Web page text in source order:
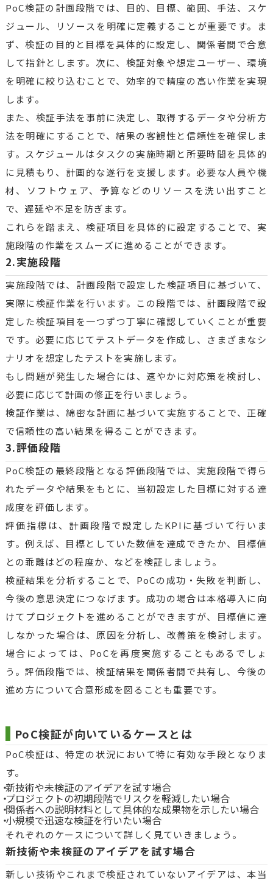
PoC検証の計画段階では、目的、目標、範囲、手法、スケ
ジュール、リソースを明確に定義することが重要です。ま
ず、検証の目的と目標を具体的に設定し、関係者間で合意
して指針とします。次に、検証対象や想定ユーザー、環境
を明確に絞り込むことで、効率的で精度の高い作業を実現
します。
また、検証手法を事前に決定し、取得するデータや分析方
法を明確にすることで、結果の客観性と信頼性を確保しま
す。スケジュールはタスクの実施時期と所要時間を具体的
に見積もり、計画的な遂行を支援します。必要な人員や機
材、ソフトウェア、予算などのリソースを洗い出すこと
で、遅延や不足を防ぎます。
これらを踏まえ、検証項目を具体的に設定することで、実
施段階の作業をスムーズに進めることができます。
2.実施段階
実施段階では、計画段階で設定した検証項目に基づいて、
実際に検証作業を行います。この段階では、計画段階で設
定した検証項目を一つずつ丁寧に確認していくことが重要
です。必要に応じてテストデータを作成し、さまざまなシ
ナリオを想定したテストを実施します。
もし問題が発生した場合には、速やかに対応策を検討し、
必要に応じて計画の修正を行いましょう。
検証作業は、綿密な計画に基づいて実施することで、正確
で信頼性の高い結果を得ることができます。
3.評価段階
PoC検証の最終段階となる評価段階では、実施段階で得ら
れたデータや結果をもとに、当初設定した目標に対する達
成度を評価します。
評価指標は、計画段階で設定したKPIに基づいて行いま
す。例えば、目標としていた数値を達成できたか、目標値
との乖離はどの程度か、などを検証しましょう。
検証結果を分析することで、PoCの成功・失敗を判断し、
今後の意思決定につなげます。成功の場合は本格導入に向
けてプロジェクトを進めることができますが、目標値に達
しなかった場合は、原因を分析し、改善策を検討します。
場合によっては、PoCを再度実施することもあるでしょ
う。評価段階では、検証結果を関係者間で共有し、今後の
進め方について合意形成を図ることも重要です。
PoC検証が向いているケースとは
PoC検証は、特定の状況において特に有効な手段となりま
す。
新技術や未検証のアイデアを試す場合
プロジェクトの初期段階でリスクを軽減したい場合
関係者への説明材料として具体的な成果物を示したい場合
小規模で迅速な検証を行いたい場合
それぞれのケースについて詳しく見ていきましょう。
新技術や未検証のアイデアを試す場合
新しい技術やこれまで検証されていないアイデアは、本当